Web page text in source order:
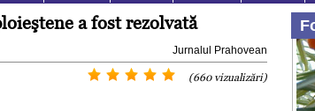
a fost rezolvată
Jurnalul Prahovean
(660 vizualizări)